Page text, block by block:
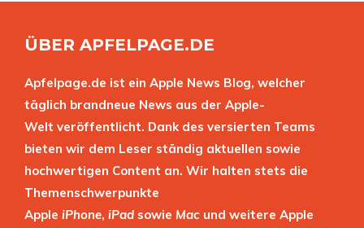
ÜBER APFELPAGE.DE
Apfelpage.de ist ein Apple News Blog, welcher
täglich brandneue News aus der Apple-
Welt veröffentlicht. Dank des versierten Teams
bieten wir dem Leser ständig aktuellen sowie
hochwertigen Content an. Wir halten stets die
Themenschwerpunkte
Apple iPhone, iPad sowie Mac und weitere Apple